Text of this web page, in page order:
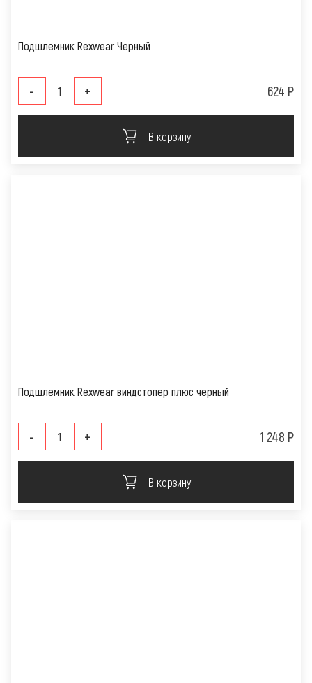
Подшлемник Rexwear Черный
- + 624 Р
В корзину
Подшлемник Rexwear виндстопер плюc черный
- + 1 248 Р
В корзину